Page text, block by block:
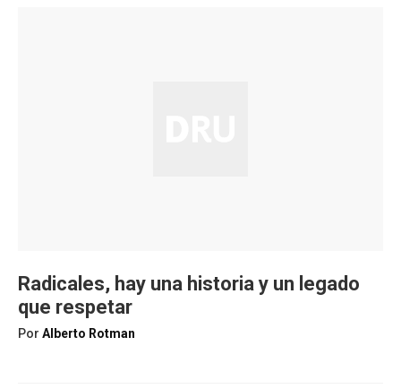
Radicales, hay una historia y un legado
que respetar
Por Alberto Rotman